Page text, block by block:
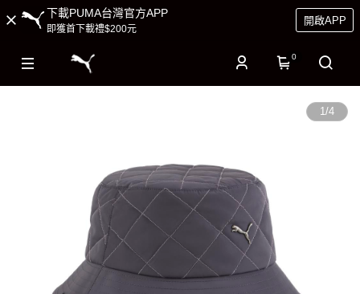
下載PUMA台灣官方APP
即獲首下載禮$200元
開啟APP
0
1/4